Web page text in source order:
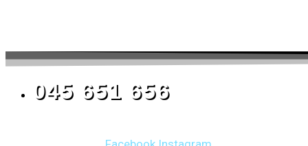
045 651 656